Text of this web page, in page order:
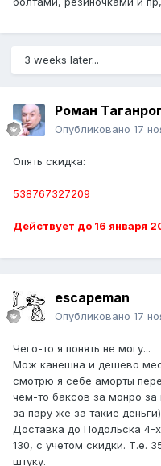
3 weeks later...
Pоман Таганрог
Опубликовано 17
Опять скидка:
538767327209
Действует до 16 января
escapeman
Опубликовано 17
Чего-то я понять не могу...
Мож канешна и дешево
смотрю я себе аморты
чем-то баксов за монро за
за пару же за такие
Доставка до Подольска 4-
130, с учетом скидки. Т.е.
штуку.